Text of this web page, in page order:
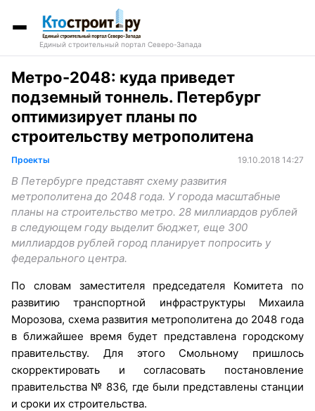
Единый строительный портал Северо-Запада
Метро-2048: куда приведет
подземный тоннель. Петербург
оптимизирует планы по
строительству метрополитена
Проекты 19.10.2018 14:27
В Петербурге представят схему развития
метрополитена до 2048 года. У города масштабные
планы на строительство метро. 28 миллиардов рублей
в следующем году выделит бюджет, еще 300
миллиардов рублей город планирует попросить у
федерального центра.
По словам заместителя председателя Комитета по
развитию транспортной инфраструктуры Михаила
Морозова, схема развития метрополитена до 2048 года
в ближайшее время будет представлена городскому
правительству. Для этого Смольному пришлось
скорректировать и согласовать постановление
правительства № 836, где были представлены станции
и сроки их строительства.